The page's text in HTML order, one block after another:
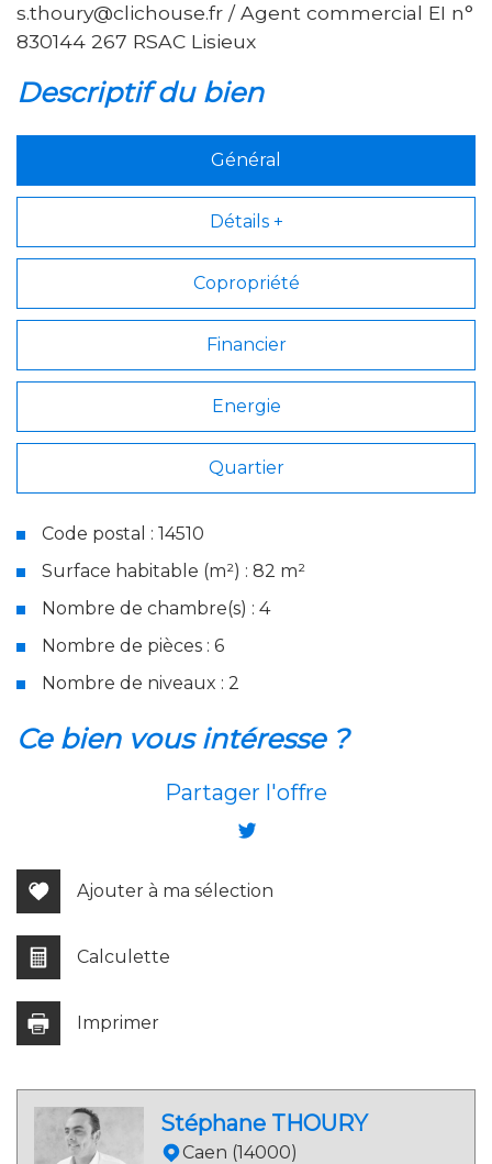
s.thoury@clichouse.fr / Agent commercial EI n°
830144 267 RSAC Lisieux
descriptif du bien
Général
Détails +
Copropriété
Financier
Energie
Quartier
Code postal : 14510
Surface habitable (m²) : 82 m²
Nombre de chambre(s) : 4
Nombre de pièces : 6
Nombre de niveaux : 2
la ville de houlgate (14510)
Cinéma
ce bien vous intéresse ?
Partager l'offre
Ajouter à ma sélection
Calculette
Imprimer
Stéphane THOURY
Caen (14000)